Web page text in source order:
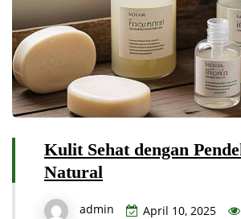
Kulit Sehat dengan
Natural
admin April 10, 2025